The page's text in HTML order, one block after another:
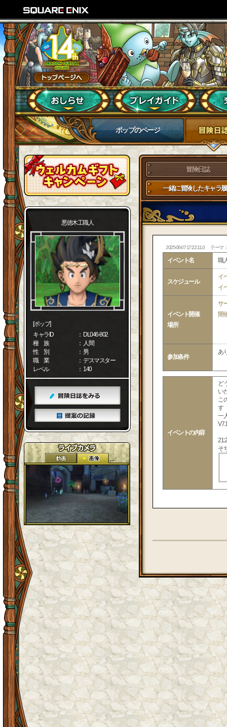
ポップのページ
悪徳木工職人
[ポップ]
キャラID
： DL046-802
種 族
： 人間
性 別
： 男
職 業
： デスマスター
レベル
： 140
冒険日誌
一緒に冒険したキャラ
2025-06-07 17:22:11.0 テーマ
イベント名 職
スケジュール
イ
イ
イベント開催
場所
サ
開
参加条件
あ
イベントの内容
ど
い
こ
す
一
そ